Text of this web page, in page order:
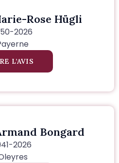
Rose Hügli
2026
L’AVIS
Bongard
2026